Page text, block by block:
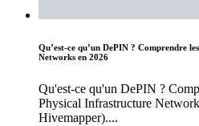
Qu’est-ce qu’un DePIN ? Comprendre
Networks en 2026
Qu'est-ce qu'un DePIN ?
Physical Infrastructure
Hivemapper)....